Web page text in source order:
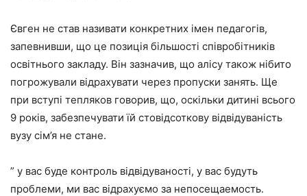
Євген не став називати конкретних імен педагогів,
запевнивши, що це позиція більшості співробітників
освітнього закладу. Він зазначив, що алісу також нібито
погрожували відрахувати через пропуски занять. Ще
при вступі тепляков говорив, що, оскільки дитині всього
9 років, забезпечувати їй стовідсоткову відвідуваність
вузу сім’я не стане.
” у вас буде контроль відвідуваності, у вас будуть
проблеми, ми вас відрахуємо за непосещаемость.